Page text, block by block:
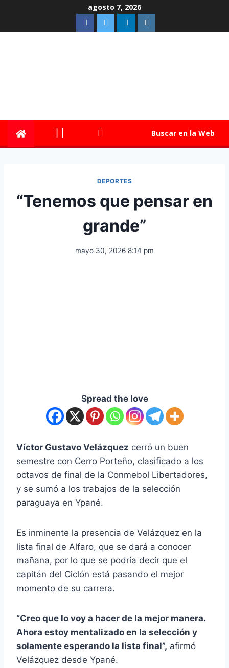
agosto 7, 2026
Buscar en la Web
DEPORTES
“Tenemos que pensar en
grande”
mayo 30, 2026 8:14 pm
Spread the love
Víctor Gustavo Velázquez cerró un buen
semestre con Cerro Porteño, clasificado a los
octavos de final de la Conmebol Libertadores,
y se sumó a los trabajos de la selección
paraguaya en Ypané.
Es inminente la presencia de Velázquez en la
lista final de Alfaro, que se dará a conocer
mañana, por lo que se podría decir que el
capitán del Ciclón está pasando el mejor
momento de su carrera.
“Creo que lo voy a hacer de la mejor manera.
Ahora estoy mentalizado en la selección y
solamente esperando la lista final”, afirmó
Velázquez desde Ypané.